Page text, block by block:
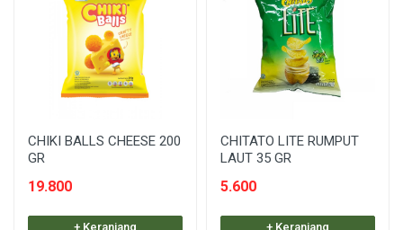
CHIKI BALLS CHEESE 200
GR
19.800
+ Keranjang
CHITATO LITE RUMPUT
LAUT 35 GR
5.600
+ Keranjang